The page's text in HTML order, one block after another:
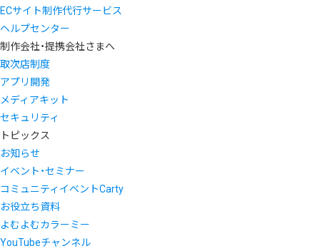
ECサイト制作代行サービス
ヘルプセンター
制作会社・提携会社さまへ
取次店制度
アプリ開発
メディアキット
セキュリティ
トピックス
お知らせ
イベント・セミナー
コミュニティイベントCarty
お役立ち資料
よむよむカラーミー
YouTubeチャンネル